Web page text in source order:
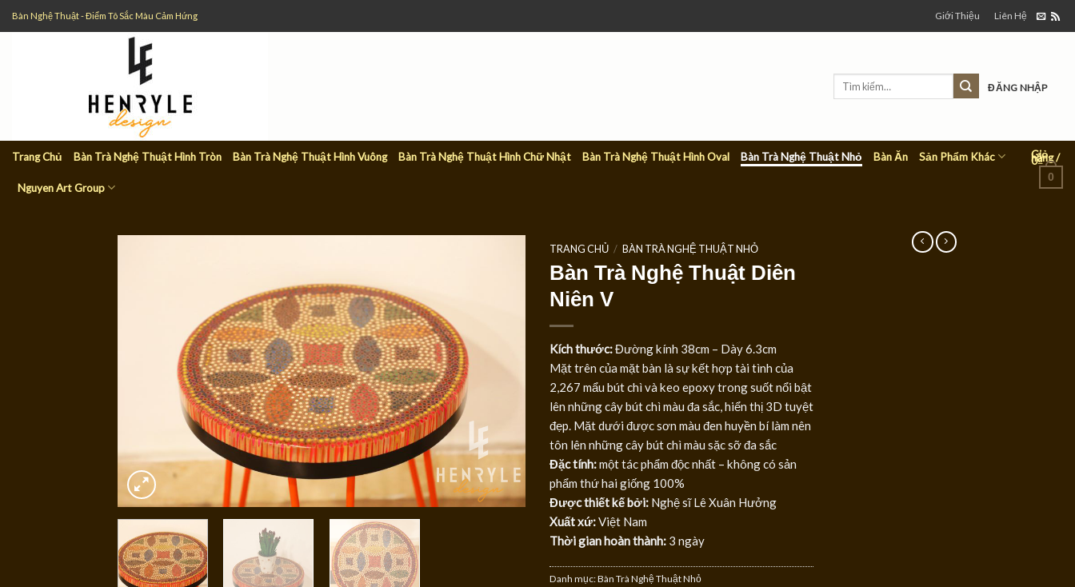
Bàn Nghệ Thuật - Điểm Tô Sắc Màu Cảm Hứng Giới Thiệu Liên Hệ
ĐĂNG NHẬP
Trang Chủ Bàn Trà Nghệ Thuật Hình Tròn Bàn Trà Nghệ Thuật Hình Vuông Bàn Trà Nghệ Thuật Hình Chữ Nhật Bàn Trà Nghệ Thuật Hình Oval Bàn Trà Nghệ Thuật Nhỏ Bàn Ăn Sản Phẩm Khác
Nguyen Art Group
Giỏ
hàng /
0₫
0
TRANG CHỦ / BÀN TRÀ NGHỆ THUẬT NHỎ
Bàn Trà Nghệ Thuật Diên
Niên V
Kích thước:Đường kính 38cm – Dày 6.3cm
Mặt trên của mặt bàn là sự kết hợp tài tình của
2,267 mẩu bút chì và keo epoxy trong suốt nổi bật
lên những cây bút chì màu đa sắc, hiển thị 3D tuyệt
đẹp. Mặt dưới được sơn màu đen huyền bí làm nên
tôn lên những cây bút chì màu sặc sỡ đa sắc
Đặc tính:một tác phẩm độc nhất – không có sản
phẩm thứ hai giống 100%
Được thiết kế bởi: Nghệ sĩ Lê Xuân Hưởng
Xuất xứ:Việt Nam
Thời gian hoàn thành: 3 ngày
Danh mục:Bàn Trà Nghệ Thuật Nhỏ